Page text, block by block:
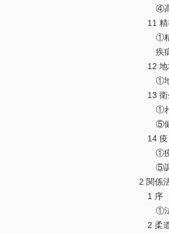
④高
11 精
①精神
疾病
12 地
①地域
13 衛
①わ
⑤健
14
①疫
⑤調
2 関係
1 序
①法の
2 柔